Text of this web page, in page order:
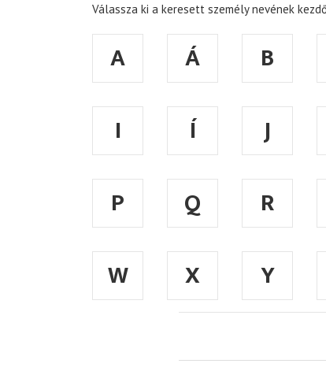
Válassza ki a keresett személy nevének
A Á B
I
Í J
P
Q R
W
X Y